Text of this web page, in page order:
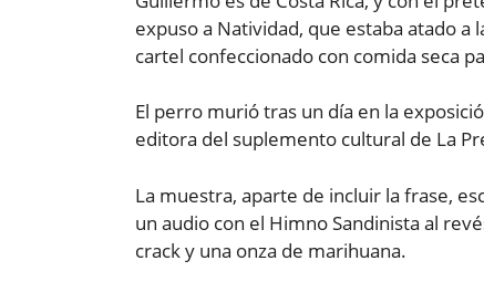
expuso a Natividad, que estaba atado a
cartel confeccionado con comida seca
El perro murió tras un día en la
editora del suplemento cultural de La
La muestra, aparte de incluir la frase,
un audio con el Himno Sandinista al
crack y una onza de marihuana.